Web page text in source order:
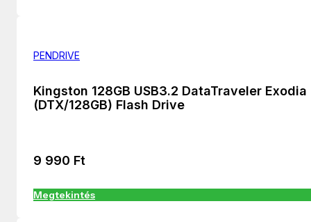
PENDRIVE
Kingston 128GB USB3.2 DataTraveler Exodia
(DTX/128GB) Flash Drive
9 990 Ft
Megtekintés